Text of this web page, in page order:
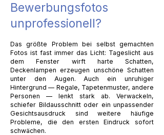
Bewerbungsfotos
unprofessionell?
Das größte Problem bei selbst gemachten
Fotos ist fast immer das Licht: Tageslicht aus
dem Fenster wirft harte Schatten,
Deckenlampen erzeugen unschöne Schatten
unter den Augen. Auch ein unruhiger
Hintergrund — Regale, Tapetenmuster, andere
Personen — lenkt stark ab. Verwackeln,
schiefer Bildausschnitt oder ein unpassender
Gesichtsausdruck sind weitere häufige
Probleme, die den ersten Eindruck sofort
schwächen.